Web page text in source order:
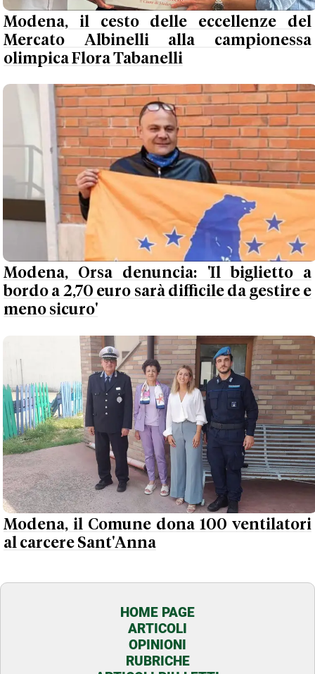
Modena, il cesto delle eccellenze del
Mercato Albinelli alla campionessa
olimpica Flora Tabanelli
Modena, Orsa denuncia: 'Il biglietto a
bordo a 2,70 euro sarà difficile da gestire e
meno sicuro'
Modena, il Comune dona 100 ventilatori
al carcere Sant'Anna
HOME PAGE
ARTICOLI
OPINIONI
RUBRICHE